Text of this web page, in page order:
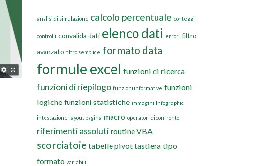
analisi di simulazione calcolo percentuale conteggi
controlli convalida dati elenco dati errori filtro
avanzato filtro semplice formato data
formule excel funzioni di ricerca
funzioni di riepilogo funzioni informative funzioni
logiche funzioni statistiche immagini Infographic
intestazione layout pagina macro operatori di confronto
riferimenti assoluti routine VBA
scorciatoie tabelle pivot tastiera tipo
formato variabili